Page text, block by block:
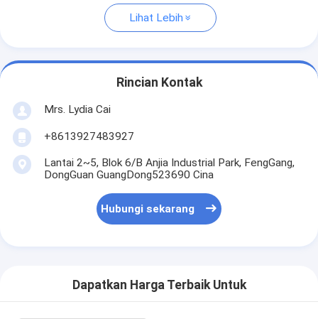
Lihat Lebih
Rincian Kontak
Mrs. Lydia Cai
+8613927483927
Lantai 2~5, Blok 6/B Anjia Industrial Park, FengGang,
DongGuan GuangDong523690 Cina
Hubungi sekarang
Dapatkan Harga Terbaik Untuk